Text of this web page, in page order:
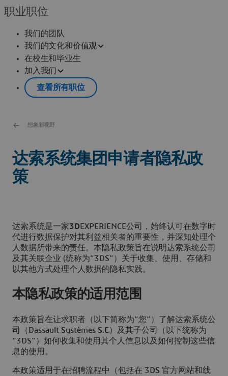
职业职位
我们的团队
我们的文化和价值观
在校生和毕业生
加入我们
查看所有职位
想象新视野
达索系统集团申请者隐私政
策
达索系统是一家3DEXPERIENCE公司，始终认可在数字时
代进行数据保护对其利益相关者的重要性，并深知处理个
人数据所带来的责任。本隐私政策旨在说明达索系统公司
及其关联企业 (统称为“3DS”）关于收集、使用、存储和
以其他方式处理个人数据的隐私实践。
本隐私政策的适用范围
本政策旨在让求职者（以下简称为“您”）了解达索系统公
司（Dassault Systèmes S.E）及其子公司（以下统称为
“3DS”）如何收集和使用其个人信息以及如何控制这些信
息的使用。
本政策适用于在招聘流程中（包括在 3DS 官方网站和线